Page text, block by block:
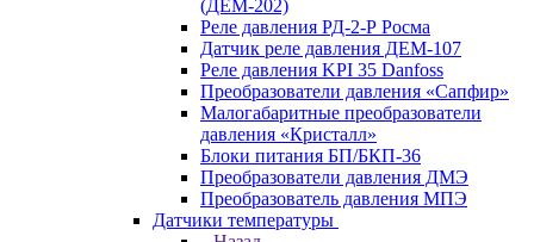
(ДЕМ-202)
Реле давления РД-2-Р Росма
Датчик реле давления ДЕМ-107
Реле давления KPI 35 Danfoss
Преобразователи давления «Сапфир»
Малогабаритные преобразователи
давления «Кристалл»
Блоки питания БП/БКП-36
Преобразователи давления ДМЭ
Преобразователь давления МПЭ
Датчики температуры